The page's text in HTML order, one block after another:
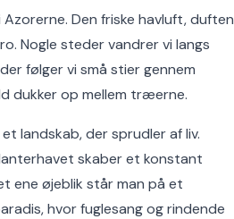
Den friske havluft, duften
Nogle steder vandrer vi langs
følger vi små stier gennem
dukker op mellem træerne.
landskab, der sprudler af liv.
skaber et konstant
ene øjeblik står man på et
hvor fuglesang og rindende